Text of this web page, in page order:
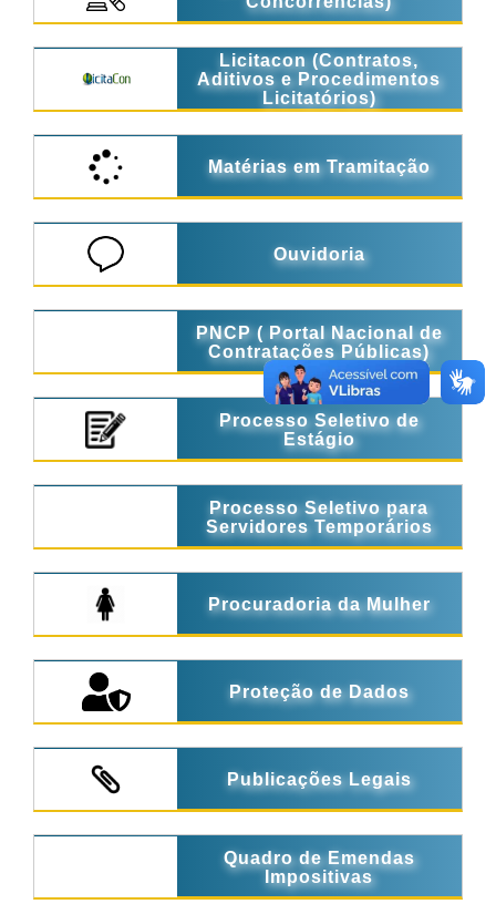
Licitacon (Contratos,
Aditivos e Procedimentos
Licitatórios)
Matérias em Tramitação
Ouvidoria
PNCP ( Portal Nacional de
Contratações Públicas)
Processo Seletivo de
Estágio
Processo Seletivo para
Servidores Temporários
Procuradoria da Mulher
Proteção de Dados
Publicações Legais
Quadro de Emendas
Impositivas